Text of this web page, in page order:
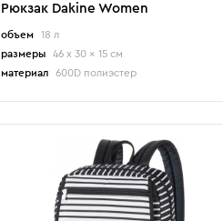
Рюкзак Dakine Women
объем
18 л
размеры
46 x 30 x 15 см
материал
600D полиэстер